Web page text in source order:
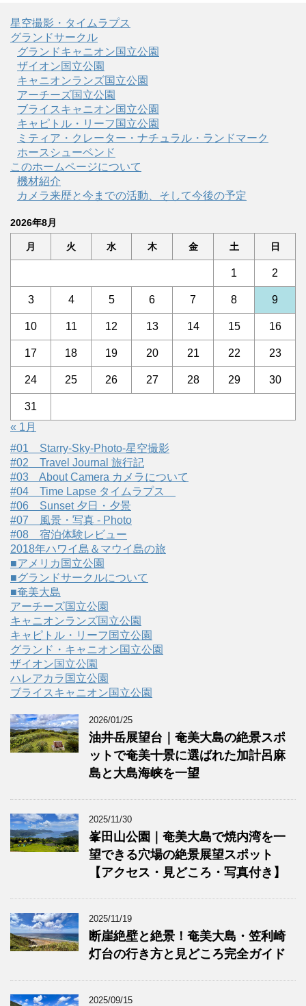
星空撮影・タイムラプス
グランドサークル
グランドキャニオン国立公園
ザイオン国立公園
キャニオンランズ国立公園
アーチーズ国立公園
ブライスキャニオン国立公園
キャピトル・リーフ国立公園
ミティア・クレーター・ナチュラル・ランドマーク
ホースシューベンド
このホームページについて
機材紹介
カメラ来歴と今までの活動、そして今後の予定
2026年8月
月 火 水 木 金 土 日
1 2
3 4 5 6 7 8 9
10 11 12 13 14 15 16
17 18 19 20 21 22 23
24 25 26 27 28 29 30
31
« 1月
#01 Starry-Sky-Photo-星空撮影
#02 Travel Journal 旅行記
#03 About Camera カメラについて
#04 Time Lapse タイムラプス
#06 Sunset 夕日・夕景
#07 風景・写真 - Photo
#08 宿泊体験レビュー
2018年ハワイ島＆マウイ島の旅
■アメリカ国立公園
■グランドサークルについて
■奄美大島
アーチーズ国立公園
キャニオンランズ国立公園
キャピトル・リーフ国立公園
グランド・キャニオン国立公園
ザイオン国立公園
ハレアカラ国立公園
ブライスキャニオン国立公園
2026/01/25
油井岳展望台｜奄美大島の絶景スポ
ットで奄美十景に選ばれた加計呂麻
島と大島海峡を一望
2025/11/30
峯田山公園｜奄美大島で焼内湾を一
望できる穴場の絶景展望スポット
【アクセス・見どころ・写真付き】
2025/11/19
断崖絶壁と絶景！奄美大島・笠利崎
灯台の行き方と見どころ完全ガイド
2025/09/15